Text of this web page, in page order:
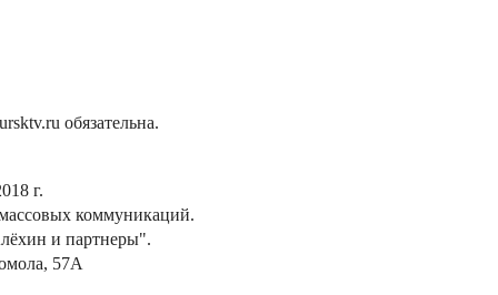
обязательна.
г.
коммуникаций.
и партнеры".
57А